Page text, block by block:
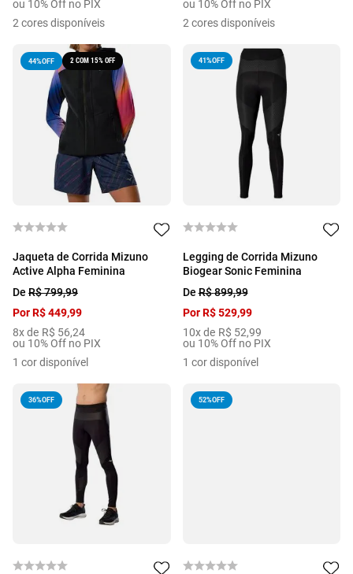
ou 10% Off no PIX
2 cores disponíveis
ou 10% Off no PIX
2 cores disponíveis
44%OFF 2 COM 15% OFF
Jaqueta de Corrida Mizuno
Active Alpha Feminina
De R$799,99
PorR$449,99
8x de R$ 56,24
ou 10% Off no PIX
1 cor disponível
41%OFF
Legging de Corrida Mizuno
Biogear Sonic Feminina
DeR$899,99
PorR$ 529,99
10x de R$ 52,99
ou 10% Off no PIX
1 cor disponível
36%OFF 52%OFF